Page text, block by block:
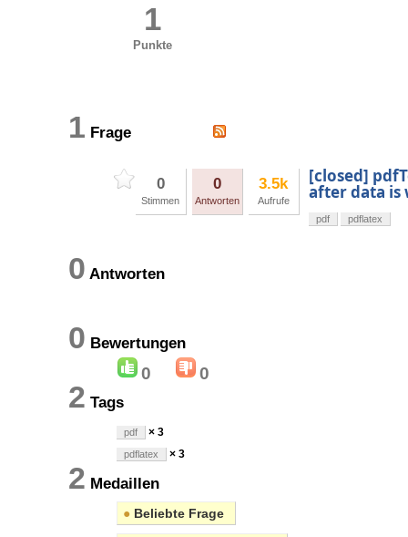
1
Punkte
1 Frage
0
Stimmen
0
Antworten
3.5k
Aufrufe
[closed]
after data is
pdf pdflatex
0 Antworten
0 Bewertungen
0 0
2 Tags
pdf × 3
pdflatex × 3
2 Medaillen
● Beliebte Frage